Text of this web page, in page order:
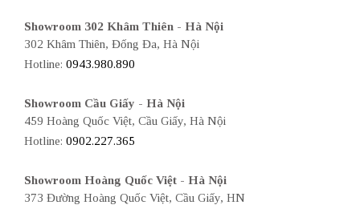
Showroom 302 Khâm Thiên - Hà Nội
302 Khâm Thiên, Đống Đa, Hà Nội
Hotline: 0943.980.890
Showroom Cầu Giấy - Hà Nội
459 Hoàng Quốc Việt, Cầu Giấy, Hà Nội
Hotline: 0902.227.365
Showroom Hoàng Quốc Việt - Hà Nội
373 Đường Hoàng Quốc Việt, Cầu Giấy, HN